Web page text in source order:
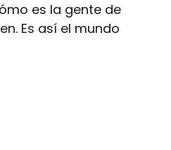
es la gente de
Es así el mundo